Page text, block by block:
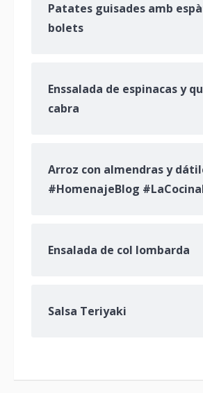
Patates guisades amb
bolets
Enssalada de espinacas y
cabra
Arroz con almendras y
#HomenajeBlog
Ensalada de col lombarda
Salsa Teriyaki